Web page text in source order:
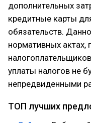
дополнительных
кредитные карты
обязательств.
нормативных актах,
уплаты налогов не
непредвиденными
ТОП лучших